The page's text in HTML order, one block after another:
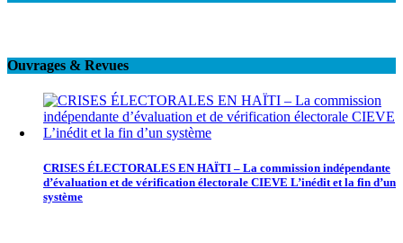
Ouvrages & Revues
CRISES ÉLECTORALES EN HAÏTI – La commission indépendante
d’évaluation et de vérification électorale CIEVE L’inédit et la fin d’un
système